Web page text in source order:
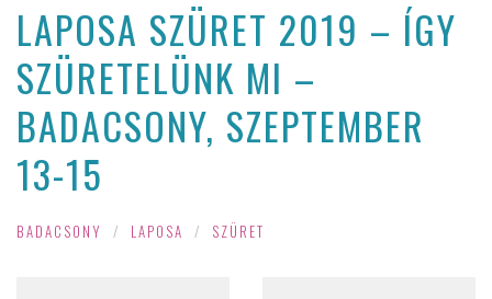
LAPOSA SZÜRET 2019 – ÍGY
SZÜRETELÜNK MI –
BADACSONY, SZEPTEMBER
13-15
BADACSONY / LAPOSA / SZÜRET